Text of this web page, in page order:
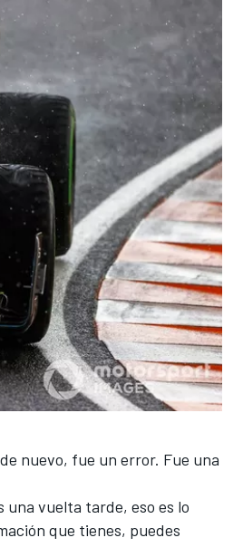
nuevo, fue un error. Fue una
una vuelta tarde, eso es lo
que tienes, puedes